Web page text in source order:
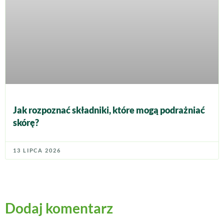
Jak rozpoznać składniki, które mogą podrażniać
skórę?
13 LIPCA 2026
Dodaj komentarz